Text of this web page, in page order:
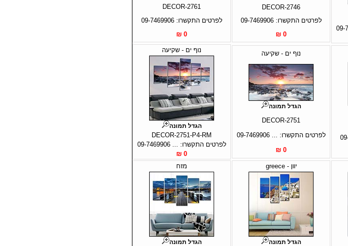
DECOR-2746
לפרטים התקשרו: 09-7469906
0 ₪
DECOR-2761
לפרטים התקשרו: 09-7469906
0 ₪
נוף ים - שקיעה
הגדל תמונה
DECOR-2751
לפרטים התקשרו: ... 09-7469906
0 ₪
נוף ים - שקיעה
הגדל תמונה
DECOR-2751-P4-RM
לפרטים התקשרו: ... 09-7469906
0 ₪
יוון - greece
הגדל תמונה
מזח
הגדל תמונה